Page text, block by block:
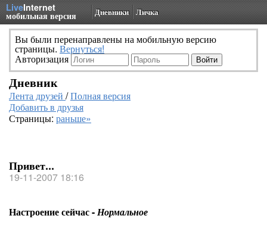
LiveInternet
мобильная версия Дневники Личка
Вы были перенаправлены на мобильную версию
страницы. Вернуться!
Авторизация
Дневник
Лента друзей /Полная версия
Добавить в друзья
Страницы: раньше»
Привет...
19-11-2007 18:16
Настроение сейчас -Нормальное